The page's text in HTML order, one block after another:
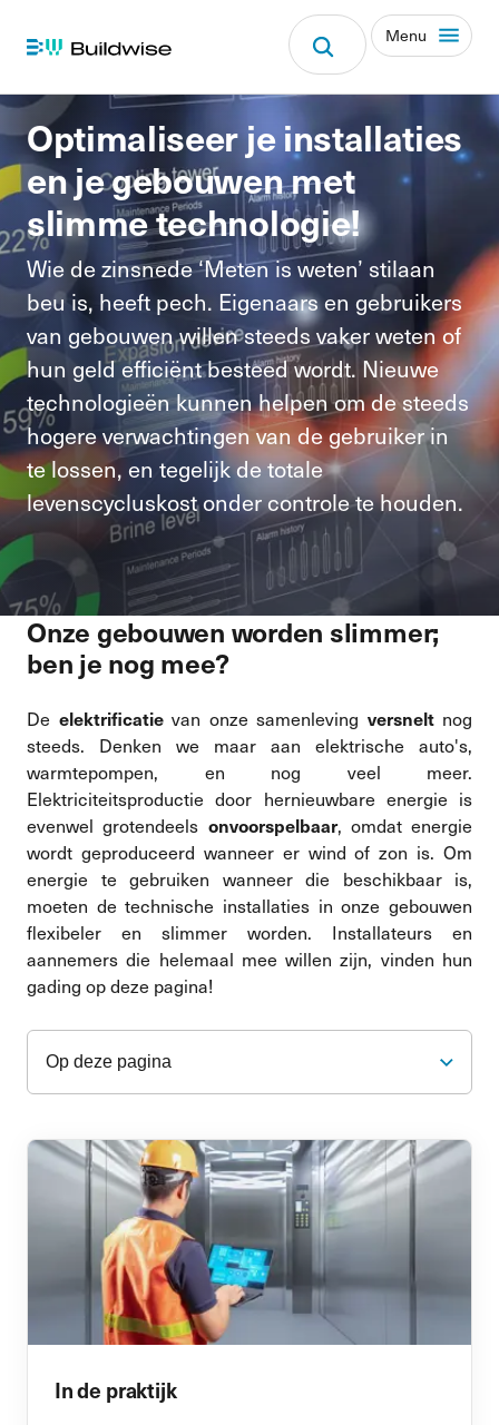
Menu
Optimaliseer je installaties
en je gebouwen met
slimme technologie!
Wie de zinsnede ‘Meten is weten’ stilaan
beu is, heeft pech. Eigenaars en gebruikers
van gebouwen willen steeds vaker weten of
hun geld efficiënt besteed wordt. Nieuwe
technologieën kunnen helpen om de steeds
hogere verwachtingen van de gebruiker in
te lossen, en tegelijk de totale
levenscycluskost onder controle te houden.
Onze gebouwen worden slimmer;
ben je nog mee?
De elektrificatievan onze samenleving versneltnog
steeds. Denken we maar aan elektrische auto's,
warmtepompen, en nog veel meer.
Elektriciteitsproductie door hernieuwbare energie is
evenwel grotendeels onvoorspelbaar, omdat energie
wordt geproduceerd wanneer er wind of zon is. Om
energie te gebruiken wanneer die beschikbaar is,
moeten de technische installaties in onze gebouwen
flexibeler en slimmer worden. Installateurs en
aannemers die helemaal mee willen zijn, vinden hun
gading op deze pagina!
Op deze pagina
In de praktijk